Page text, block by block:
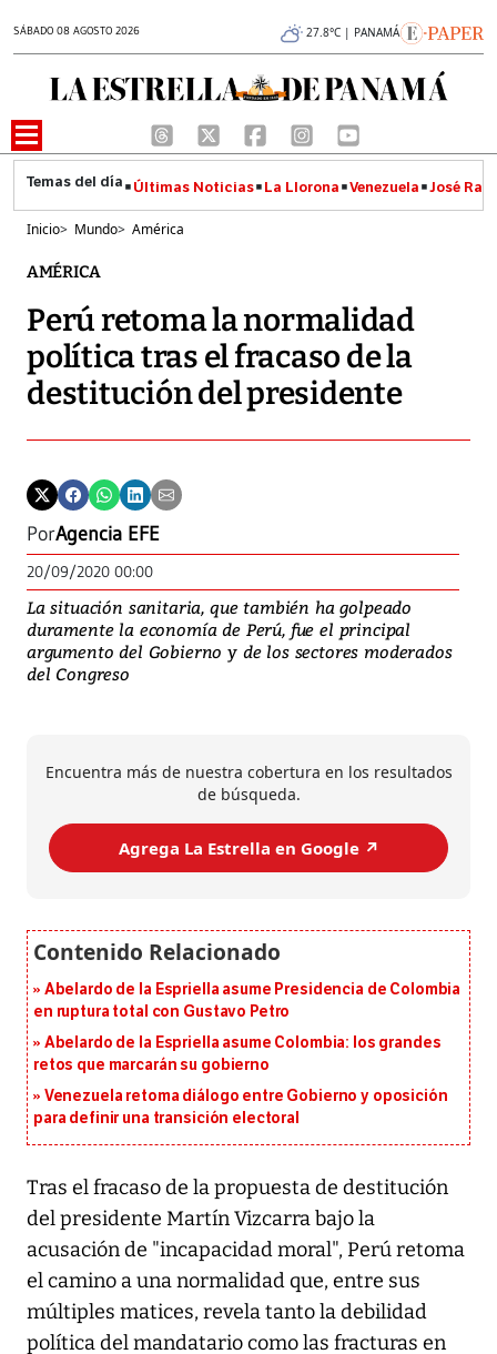
SÁBADO 08 AGOSTO 2026 27.8°C | PANAMÁ
Últimas Noticias La Llorona Venezuela José
Inicio> Mundo> América
AMÉRICA
Perú retoma la normalidad
política tras el fracaso de la
destitución del presidente
PorAgencia EFE
20/09/2020 00:00
La situación sanitaria, que también ha golpeado
duramente la economía de Perú, fue el principal
argumento del Gobierno y de los sectores moderados
del Congreso
Encuentra más de nuestra cobertura en los resultados
de búsqueda.
Agrega La Estrella en Google ↗️
Abelardo de la Espriella asume Presidencia de Colombia
en ruptura total con Gustavo Petro
Abelardo de la Espriella asume Colombia: los grandes
retos que marcarán su gobierno
Venezuela retoma diálogo entre Gobierno y oposición
para definir una transición electoral
Tras el fracaso de la propuesta de destitución
del presidente Martín Vizcarra bajo la
acusación de "incapacidad moral", Perú retoma
el camino a una normalidad que, entre sus
múltiples matices, revela tanto la debilidad
política del mandatario como las fracturas en